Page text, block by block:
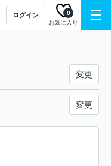
ログイン
お気に入り
0
変更
変更